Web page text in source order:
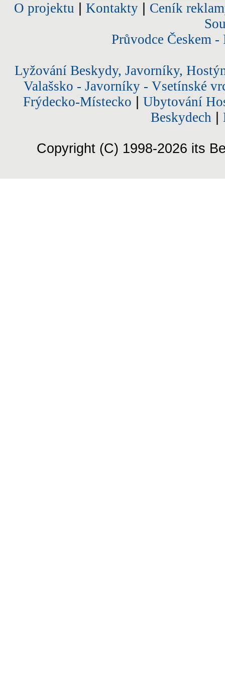
O projektu Kontakty| Ceník
Průvodce Českem
Lyžování Beskydy, Javorníky,
Valašsko - Javorníky - Vsetínské
Frýdecko-Místecko
Ubytování
Beskydech
Copyright (C) 1998-2026 its